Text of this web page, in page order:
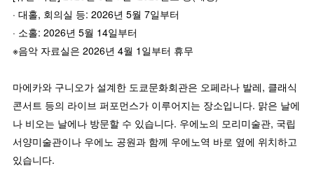
· 대홀, 회의실 등: 2026년 5월 7일부터
· 소홀: 2026년 5월 14일부터
※음악 자료실은 2026년 4월 1일부터 휴무
마에카와 구니오가 설계한 도쿄문화회관은 오페라나 발레, 클래식
콘서트 등의 라이브 퍼포먼스가 이루어지는 장소입니다. 맑은 날에
나 비오는 날에나 방문할 수 있습니다. 우에노의 모리미술관, 국립
서양미술관이나 우에노 공원과 함께 우에노역 바로 옆에 위치하고
있습니다.